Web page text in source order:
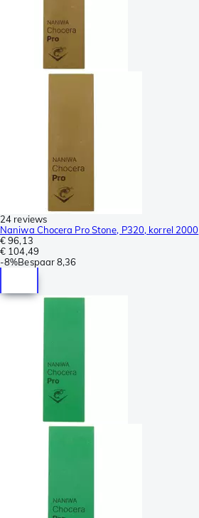
24 reviews
Naniwa Chocera Pro Stone, P320, korrel 2000
€ 96,13
€ 104,49
-8%Bespaar8,36